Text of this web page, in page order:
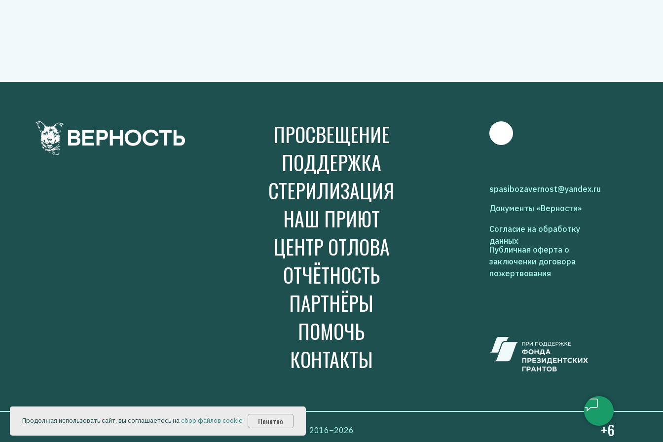
Продолжая использовать сайт, вы соглашаетесь на сбор файлов cookie Понятно
spasibozavernost@yandex.ru
Согласие на обработку
данных
Документы «Верности»
Публичная оферта о
заключении договора
пожертвования
ПРОСВЕЩЕНИЕ
ПОДДЕРЖКА
СТЕРИЛИЗАЦИЯ
ПОМОЧЬ
ПАРТНЁРЫ
КОНТАКТЫ
ОТЧЁТНОСТЬ
НАШ ПРИЮТ
ЦЕНТР ОТЛОВА
+6
2016–2026